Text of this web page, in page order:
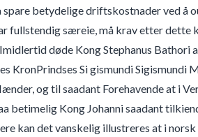
spare betydelige driftskostnader ved
fullstendig særeie, må krav etter
døde Kong Stephanus Bathori
KronPrindses Si gismundi
og til saadant Forehavende at i
betimelig Kong Johanni saadant
kan det vanskelig illustreres at i